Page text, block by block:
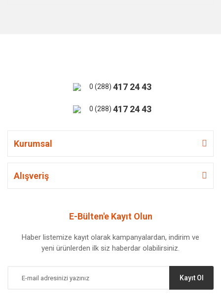
0 (288) 417 24 43
0 (288) 417 24 43
Kurumsal
Alışveriş
E-Bülten'e Kayıt Olun
Haber listemize kayıt olarak kampanyalardan, indirim ve
yeni ürünlerden ilk siz haberdar olabilirsiniz.
Kayıt Ol